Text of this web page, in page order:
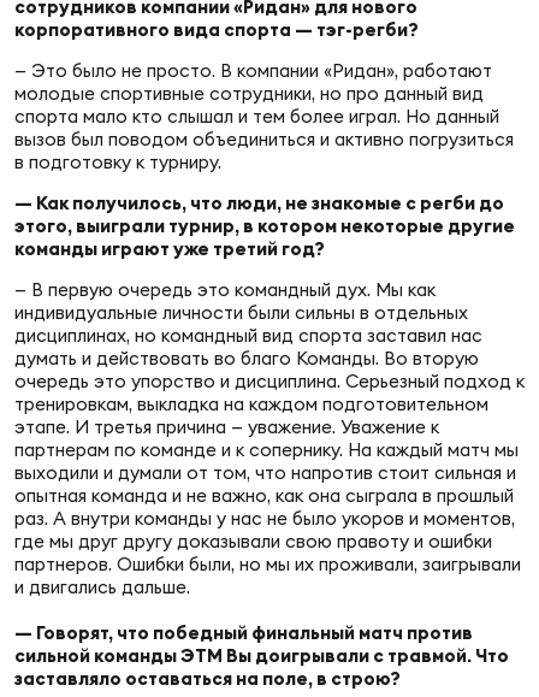
по
сотрудников компании «Ридан» для нового
корпоративного вида спорта — тэг-регби?
— Это было не просто. В компании «Ридан», работают
молодые спортивные сотрудники, но про данный вид
спорта мало кто слышал и тем более играл. Но данный
вызов был поводом объединиться и активно погрузиться
в подготовку к турниру.
— Как получилось, что люди, не знакомые с регби до
этого, выиграли турнир, в котором некоторые другие
команды играют уже третий год?
— В первую очередь это командный дух. Мы как
индивидуальные личности были сильны в отдельных
дисциплинах, но командный вид спорта заставил нас
думать и действовать во благо Команды. Во вторую
очередь это упорство и дисциплина. Серьезный подход к
тренировкам, выкладка на каждом подготовительном
этапе. И третья причина — уважение. Уважение к
партнерам по команде и к сопернику. На каждый матч мы
выходили и думали от том, что напротив стоит сильная и
опытная команда и не важно, как она сыграла в прошлый
раз. А внутри команды у нас не было укоров и моментов,
где мы друг другу доказывали свою правоту и ошибки
партнеров. Ошибки были, но мы их проживали, заигрывали
и двигались дальше.
— Говорят, что победный финальный матч против
сильной команды ЭТМ Вы доигрывали с травмой. Что
заставляло оставаться на поле, в строю?